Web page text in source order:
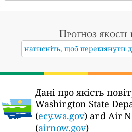
Прогноз якості
натисніть, щоб переглянути
Дані про якість
Washington State
(ecy.wa.gov) and Air
(airnow.gov)